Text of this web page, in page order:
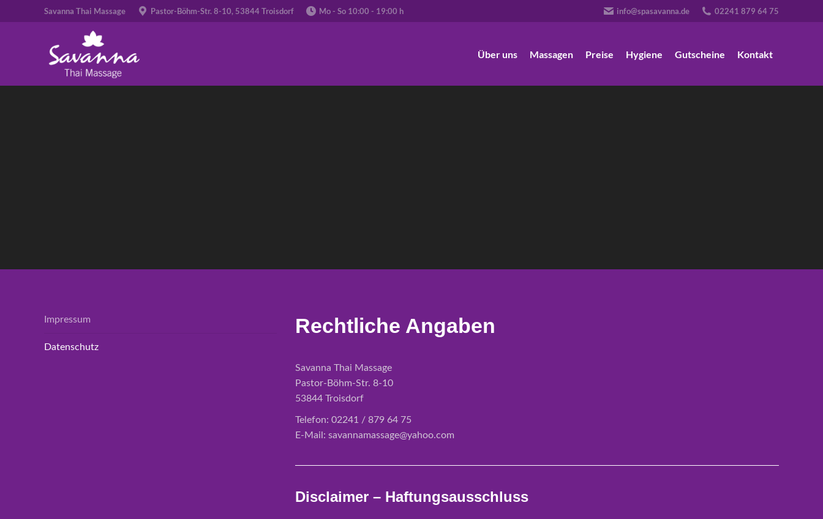
Savanna Thai Massage Pastor-Böhm-Str. 8-10, 53844 Troisdorf Mo - So 10:00 - 19:00 h info@spasavanna.de 02241 879 64 75
Über uns Massagen Preise Hygiene Gutscheine Kontakt
Impressum
Datenschutz
Rechtliche Angaben
Savanna Thai Massage
Pastor-Böhm-Str. 8-10
53844 Troisdorf
Telefon: 02241 / 879 64 75
E-Mail: savannamassage@yahoo.com
Disclaimer – Haftungsausschluss